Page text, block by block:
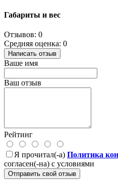
Габариты и вес
Отзывов: 0
Средняя оценка: 0
Написать отзыв
Ваше имя
Ваш отзыв
Рейтинг
Я прочитал(-а) Политика
согласен(-на) с условиями
Отправить свой отзыв